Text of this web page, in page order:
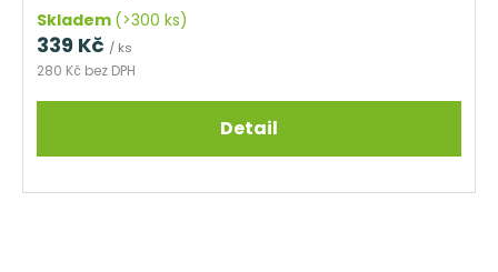
Skladem (>300 ks)
280 Kč bez DPH
339 Kč / ks
Detail